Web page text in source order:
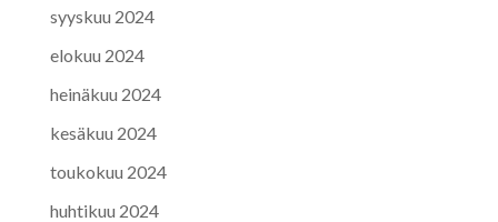
syyskuu 2024
elokuu 2024
heinäkuu 2024
kesäkuu 2024
toukokuu 2024
huhtikuu 2024